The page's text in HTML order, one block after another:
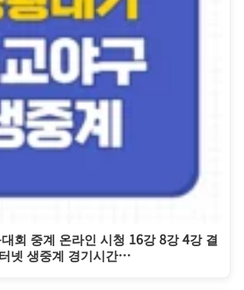
회 중계 온라인 시청 16강 8강 4강 결
넷 생중계 경기시간…